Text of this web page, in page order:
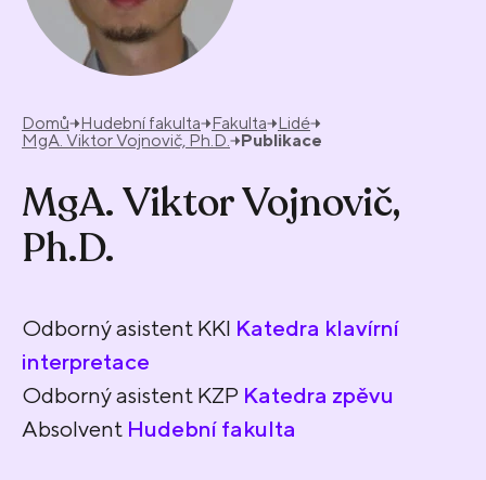
Domů Hudební fakulta Fakulta
Lidé
MgA. Viktor Vojnovič, Ph.D.
Publikace
MgA. Viktor Vojnovič,
Ph.D.
Odborný asistent KKI Katedra klavírní
interpretace
Odborný asistent KZP Katedra zpěvu
Absolvent Hudební fakulta